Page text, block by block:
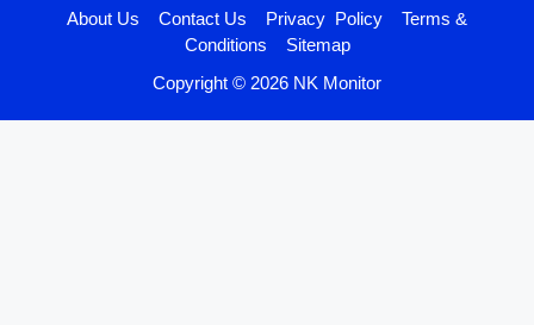
About Us Contact Us Privacy Policy
Terms &
Conditions
Sitemap
Copyright © 2026 NK Monitor